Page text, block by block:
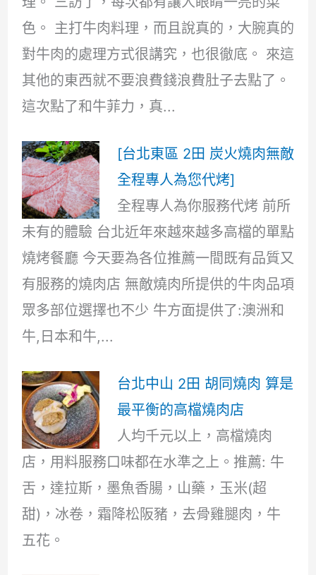
色。 主打牛肉料理，而且說真的，大腕真的
對牛肉的處理方式很講究，也很徹底。 來這
其他的東西就不要浪費錢浪費肚子去點了。
這次點了和牛菲力，真...
[台北東區 2田 炭火燒肉無敵
全程專人為您代烤]
全程專人為你服務代烤 前所
未有的體驗 台北近年來越來越多高檔的單點
燒烤餐廳 今天要為各位推薦一間既有品質又
有服務的燒肉店 無敵燒肉所提供的牛肉品項
眾多部位選擇也不少 牛方面提供了:澳洲和
牛,日本和牛,...
台北中山 2田 胡同燒肉 算是
最平衡的高檔燒肉店
人均千元以上，高檔燒肉
店，用料服務口味都在水準之上。推薦: 牛
舌，達拉斯，墨魚香腸，山藥，玉米(超
甜)，冰卷，霜降松阪豬，去骨雞腿肉，牛
五花。